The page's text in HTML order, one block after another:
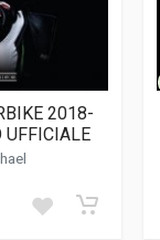
Registro; Corse
2018-